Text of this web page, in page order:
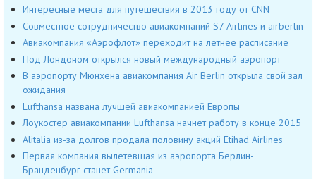
Интересные места для путешествия в 2013 году от CNN
Совместное сотрудничество авиакомпаний S7 Airlines и airberlin
Авиакомпания «Аэрофлот» переходит на летнее расписание
Под Лондоном открылся новый международный аэропорт
В аэропорту Мюнхена авиакомпания Air Berlin открыла свой зал
ожидания
Lufthansa названа лучшей авиакомпанией Европы
Лоукостер авиакомпании Lufthansa начнет работу в конце 2015
Alitalia из-за долгов продала половину акций Etihad Airlines
Первая компания вылетевшая из аэропорта Берлин-
Бранденбург станет Germania